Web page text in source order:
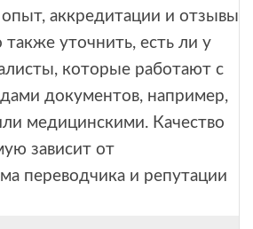
аккредитации и отзывы
уточнить, есть ли у
которые работают с
документов, например,
медицинскими. Качество
зависит от
переводчика и репутации